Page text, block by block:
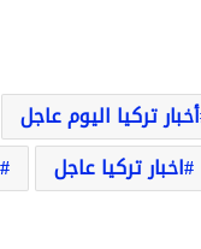
أخبار تركيا اليوم عاجل
اخبار تركيا عاجل